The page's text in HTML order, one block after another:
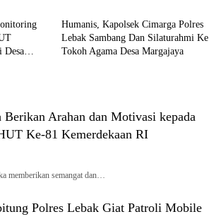
Desa
Humanis, Kapolsek Cimarga Polres
Lebak Sambang Dan Silaturahmi Ke
Tokoh Agama Desa Margajaya
Berikan Arahan dan Motivasi kepada
Ke-81 Kemerdekaan RI
memberikan semangat dan…
Polres Lebak Giat Patroli Mobile